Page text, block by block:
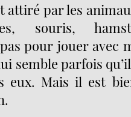
attiré par les
souris,
pour jouer avec
semble parfois
eux. Mais il est